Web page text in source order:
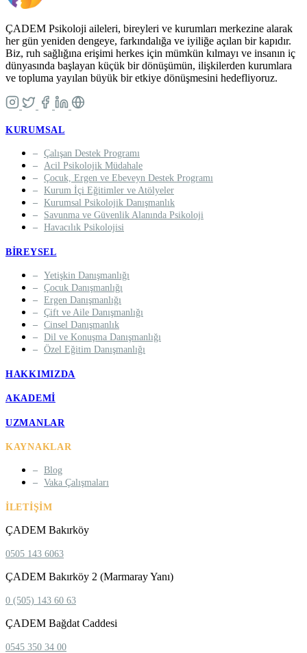
ÇADEM Psikoloji aileleri, bireyleri ve kurumları merkezine alarak
her gün yeniden dengeye, farkındalığa ve iyiliğe açılan bir kapıdır.
Biz, ruh sağlığına erişimi herkes için mümkün kılmayı ve insanın iç
dünyasında başlayan küçük bir dönüşümün, ilişkilerden kurumlara
ve topluma yayılan büyük bir etkiye dönüşmesini hedefliyoruz.
KURUMSAL
Çalışan Destek Programı
Acil Psikolojik Müdahale
Çocuk, Ergen ve Ebeveyn Destek Programı
Kurum İçi Eğitimler ve Atölyeler
Kurumsal Psikolojik Danışmanlık
Savunma ve Güvenlik Alanında Psikoloji
Havacılık Psikolojisi
BIREYSEL
Yetişkin Danışmanlığı
Çocuk Danışmanlığı
Ergen Danışmanlığı
Çift ve Aile Danışmanlığı
Cinsel Danışmanlık
Dil ve Konuşma Danışmanlığı
Özel Eğitim Danışmanlığı
HAKKIMIZDA
AKADEMI
UZMANLAR
KAYNAKLAR
Blog
Vaka Çalışmaları
İLETIŞIM
ÇADEM Bakırköy
0505 143 6063
ÇADEM Bakırköy 2 (Marmaray Yanı)
0 (505) 143 60 63
ÇADEM Bağdat Caddesi
0545 350 34 00